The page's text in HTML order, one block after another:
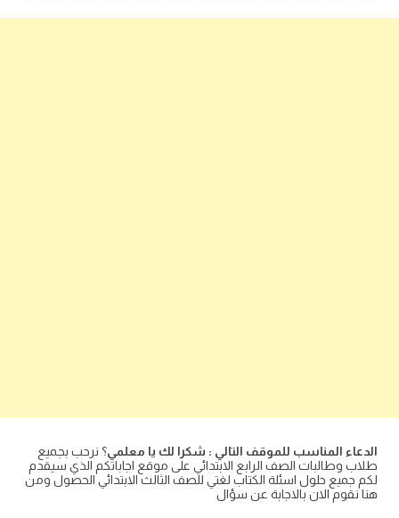
الدعاء المناسب للموقف التالي : شكرا لك يا معلمي؟ نرحب بجميع
طلاب وطالبات الصف الرابع الابتدائي على موقع اجاباتكم الذي سيقدم
لكم جميع حلول اسئلة الكتاب لغتي للصف الثالث الابتدائي الحصول ومن
هنا نقوم الان بالاجابة عن سؤال